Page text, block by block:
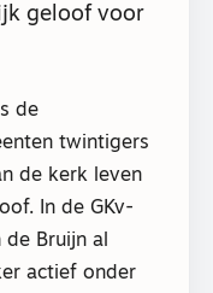
geloof voor
de
twintigers
de kerk leven
In de GKv-
de Bruijn al
actief onder